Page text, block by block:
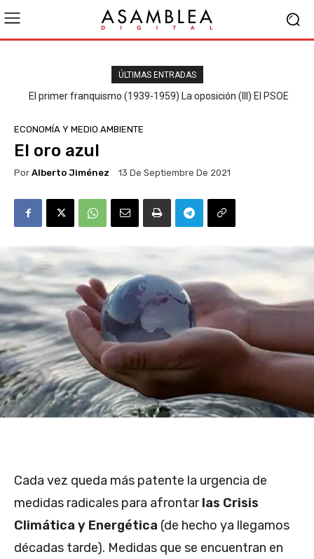
ÚLTIMAS ENTRADAS
El primer franquismo (1939-1959) La oposición (III) El PSOE
ECONOMÍA Y MEDIO AMBIENTE
El oro azul
Por Alberto Jiménez 13 De Septiembre De 2021
Cada vez queda más patente la urgencia de
medidas radicales para afrontarlas Crisis
Climática y Energética (de hecho ya llegamos
décadas tarde). Medidas que se encuentran en